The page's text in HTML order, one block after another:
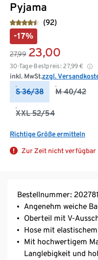
Pyjama
(92)
-17%
27,99 23,00
30-Tage-Bestpreis: 27,99 €
inkl. MwSt.zzgl.
S 36/38 M 40/42
XXL 52/54
Richtige Größe ermitteln
Zur Zeit nicht verfügbar
Bestellnummer: 202781
Angenehm weiche
Oberteil mit V-
Hose mit
Mit hochwertigem
Langlebigkeit und